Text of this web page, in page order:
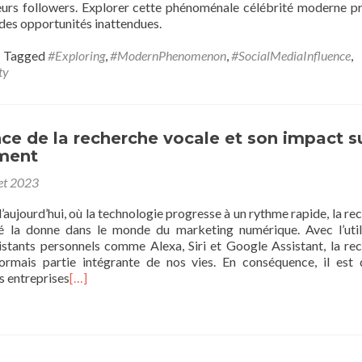
followers. Explorer cette phénoménale célébrité moderne
opportunités inattendues.
Tagged#Exploring,#ModernPhenomenon,#SocialMediaInfluence,
de la recherche vocale et son impact
2023
où la technologie progresse à un rythme rapide, la
la donne dans le monde du marketing numérique. Avec
personnels comme Alexa, Siri et Google Assistant, la
partie intégrante de nos vies. En conséquence, il est
entreprises[…]